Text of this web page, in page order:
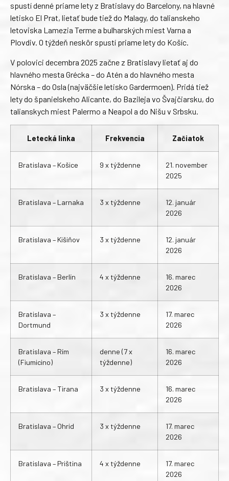
spustí denné priame lety z Bratislavy do Barcelony, na hlavné
letisko El Prat, lietať bude tiež do Malagy, do talianskeho
letoviska Lamezia Terme a bulharských miest Varna a
Plovdiv. O týždeň neskôr spustí priame lety do Košíc.
V polovici decembra 2025 začne z Bratislavy lietať aj do
hlavného mesta Grécka – do Atén a do hlavného mesta
Nórska – do Osla (najväčšie letisko Gardermoen). Pridá tiež
lety do španielskeho Alicante, do Bazileja vo Švajčiarsku, do
talianskych miest Palermo a Neapol a do Nišu v Srbsku.
Letecká linka Frekvencia Začiatok
Bratislava – Košice 9 x týždenne
21. november
2025
Bratislava – Larnaka 3 x týždenne
12. január
2026
Bratislava – Kišiňov 3 x týždenne
12. január
2026
Bratislava – Berlín 4 x týždenne
16. marec
2026
Bratislava –
Dortmund
3 x týždenne
17. marec
2026
Bratislava – Rím
(Fiumicino)
denne (7 x
týždenne)
16. marec
2026
Bratislava – Tirana 3 x týždenne
16. marec
2026
Bratislava – Ohrid 3 x týždenne
17. marec
2026
Bratislava – Priština 4 x týždenne
17. marec
2026